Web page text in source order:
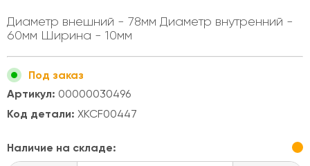
Диаметр внешний - 78мм Диаметр внутренний -
60мм Ширина - 10мм
Под заказ
Артикул: 00000030496
Код детали: XKCF00447
Наличие на складе: